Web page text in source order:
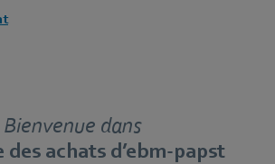
Bienvenue dans
des achats d’ebm-papst